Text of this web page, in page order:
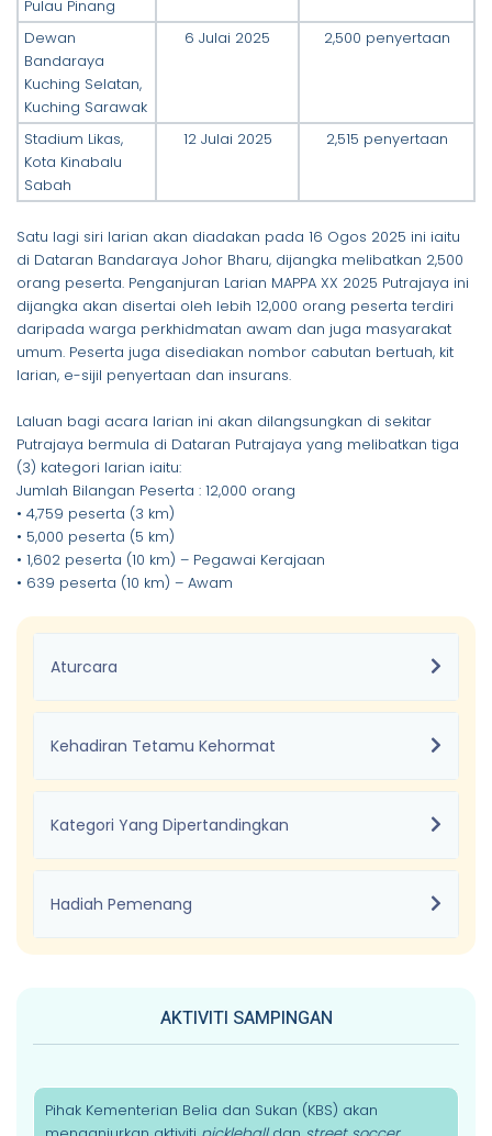
Pulau Pinang
Dewan
Bandaraya
Kuching Selatan,
Kuching Sarawak
6 Julai 2025 2,500 penyertaan
Stadium Likas,
Kota Kinabalu
Sabah
12 Julai 2025 2,515 penyertaan
Satu lagi siri larian akan diadakan pada 16 Ogos 2025 ini iaitu
di Dataran Bandaraya Johor Bharu, dijangka melibatkan 2,500
orang peserta. Penganjuran Larian MAPPA XX 2025 Putrajaya ini
dijangka akan disertai oleh lebih 12,000 orang peserta terdiri
daripada warga perkhidmatan awam dan juga masyarakat
umum. Peserta juga disediakan nombor cabutan bertuah, kit
larian, e-sijil penyertaan dan insurans.
Laluan bagi acara larian ini akan dilangsungkan di sekitar
Putrajaya bermula di Dataran Putrajaya yang melibatkan tiga
(3) kategori larian iaitu:
Jumlah Bilangan Peserta : 12,000 orang
• 4,759 peserta (3 km)
• 5,000 peserta (5 km)
• 1,602 peserta (10 km) – Pegawai Kerajaan
• 639 peserta (10 km) – Awam
Aturcara
Kehadiran Tetamu Kehormat
Kategori Yang Dipertandingkan
Hadiah Pemenang
AKTIVITI SAMPINGAN
Pihak Kementerian Belia dan Sukan (KBS) akan